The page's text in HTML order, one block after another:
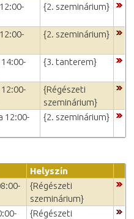
{2. szeminárium}
{2. szeminárium}
{3. tanterem}
{Régészeti
szeminárium}
12:00-
{2. szeminárium}
Helyszín
{Régészeti
szeminárium}
{Régészeti